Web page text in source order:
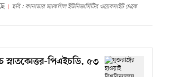
ছবি : কানাডার ম্যাকগিল ইউনিভার্সিটির ওয়েবসাইট থেকে
স্নাতকোত্তর-পিএইচডি, ৫৩